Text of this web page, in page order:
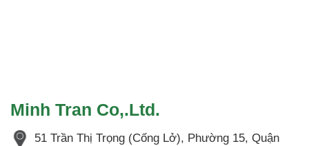
Minh Tran Co,.Ltd.
51 Trần Thị Trọng (Cống Lở), Phường 15, Quận